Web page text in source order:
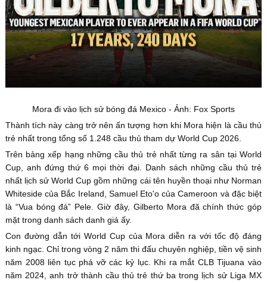
Mora đi vào lịch sử bóng đá Mexico - Ảnh: Fox Sports
Thành tích này càng trở nên ấn tượng hơn khi Mora hiện là cầu thủ
trẻ nhất trong tổng số 1.248 cầu thủ tham dự World Cup 2026.
Trên bảng xếp hạng những cầu thủ trẻ nhất từng ra sân tại World
Cup, anh đứng thứ 6 mọi thời đại. Danh sách những cầu thủ trẻ
nhất lịch sử World Cup gồm những cái tên huyền thoại như Norman
Whiteside của Bắc Ireland, Samuel Eto'o của Cameroon và đặc biệt
là “Vua bóng đá” Pele. Giờ đây, Gilberto Mora đã chính thức góp
mặt trong danh sách danh giá ấy.
Con đường dẫn tới World Cup của Mora diễn ra với tốc độ đáng
kinh ngạc. Chỉ trong vòng 2 năm thi đấu chuyên nghiệp, tiền vệ sinh
năm 2008 liên tục phá vỡ các kỷ lục. Khi ra mắt CLB Tijuana vào
năm 2024, anh trở thành cầu thủ trẻ thứ ba trong lịch sử Liga MX